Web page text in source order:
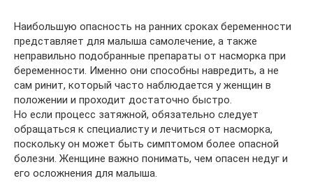
Наибольшую опасность на ранних сроках беременности
представляет для малыша самолечение, а также
неправильно подобранные препараты от насморка при
беременности. Именно они способны навредить, а не
сам ринит, который часто наблюдается у женщин в
положении и проходит достаточно быстро.
Но если процесс затяжной, обязательно следует
обращаться к специалисту и лечиться от насморка,
поскольку он может быть симптомом более опасной
болезни. Женщине важно понимать, чем опасен недуг и
его осложнения для малыша.